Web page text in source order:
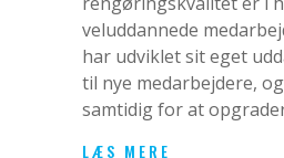
veluddannede
har udviklet sit eget
til nye medarbejdere,
samtidig for at
LÆS MERE